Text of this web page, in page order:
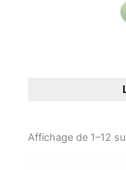
Affichage de 1–12